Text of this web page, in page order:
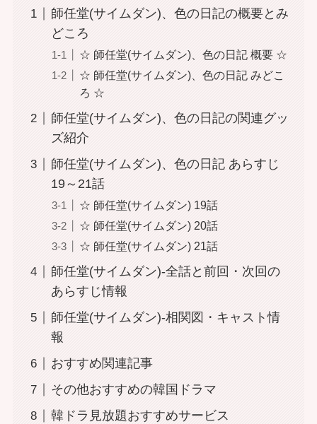
師任堂(サイムダン)、色の日記の概要とみ
どころ
☆ 師任堂(サイムダン)、色の日記 概要 ☆
☆ 師任堂(サイムダン)、色の日記 みどこ
ろ ☆
師任堂(サイムダン)、色の日記の関連グッ
ズ紹介
師任堂(サイムダン)、色の日記 あらすじ
19～21話
☆ 師任堂(サイムダン) 19話
☆ 師任堂(サイムダン) 20話
☆ 師任堂(サイムダン) 21話
師任堂(サイムダン)-全話と前回・次回の
あらすじ情報
師任堂(サイムダン)-相関図・キャスト情
報
おすすめ関連記事
その他おすすめの韓国ドラマ
韓ドラ見放題おすすめサービス